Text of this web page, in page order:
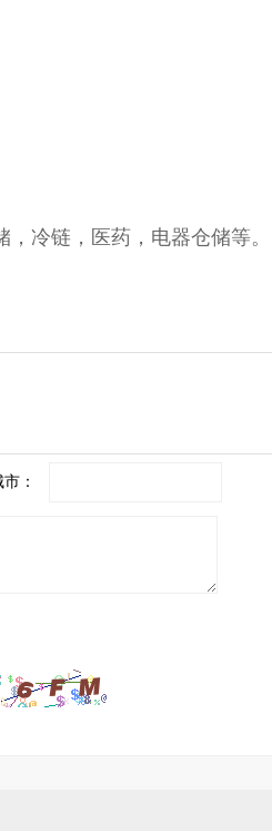
冷链，医药，电器仓储等。
：